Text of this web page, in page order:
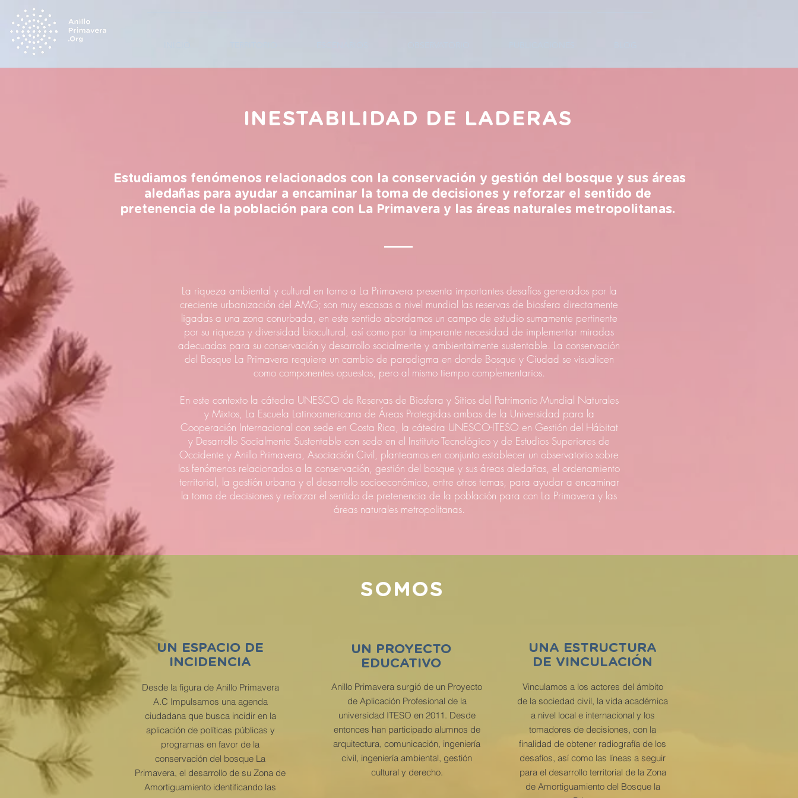
INESTABILIDAD DE LADERAS
Estudiamos fenómenos relacionados con la conservación y gestión del bosque y sus áreas
aledañas para ayudar a encaminar la toma de decisiones y reforzar el sentido de
pretenencia de la población para con La Primavera y las áreas naturales metropolitanas.
La riqueza ambiental y cultural en torno a La Primavera presenta importantes desafíos generados por la
creciente urbanización del AMG; son muy escasas a nivel mundial las reservas de biosfera directamente
ligadas a una zona conurbada, en este sentido abordamos un campo de estudio sumamente pertinente
por su riqueza y diversidad biocultural, así como por la imperante necesidad de implementar miradas
adecuadas para su conservación y desarrollo socialmente y ambientalmente sustentable. La conservación
del Bosque La Primavera requiere un cambio de paradigma en donde Bosque y Ciudad se visualicen
como componentes opuestos, pero al mismo tiempo complementarios.
En este contexto la cátedra UNESCO de Reservas de Biosfera y Sitios del Patrimonio Mundial Naturales
y Mixtos, La Escuela Latinoamericana de Áreas Protegidas ambas de la Universidad para la
Cooperación Internacional con sede en Costa Rica, la cátedra UNESCO-ITESO en Gestión del Hábitat
y Desarrollo Socialmente Sustentable con sede en el Instituto Tecnológico y de Estudios Superiores de
Occidente y Anillo Primavera, Asociación Civil, planteamos en conjunto establecer un observatorio sobre
los fenómenos relacionados a la conservación, gestión del bosque y sus áreas aledañas, el ordenamiento
territorial, la gestión urbana y el desarrollo socioeconómico, entre otros temas, para ayudar a encaminar
la toma de decisiones y reforzar el sentido de pretenencia de la población para con La Primavera y las
áreas naturales metropolitanas.
SOMOS
UN ESPACIO DE
INCIDENCIA
Desde la figura de Anillo Primavera
A.C Impulsamos una agenda
ciudadana que busca incidir en la
aplicación de políticas públicas y
programas en favor de la
conservación del bosque La
Primavera, el desarrollo de su Zona de
Amortiguamiento identificando las
UN PROYECTO
EDUCATIVO
Anillo Primavera surgió de un Proyecto
de Aplicación Profesional de la
universidad ITESO en 2011. Desde
entonces han participado alumnos de
arquitectura, comunicación, ingeniería
civil, ingeniería ambiental, gestión
cultural y derecho.
UNA ESTRUCTURA
DE VINCULACIÓN
Vinculamos a los actores del ámbito
de la sociedad civil, la vida académica
a nivel local e internacional y los
tomadores de decisiones, con la
finalidad de obtener radiografía de los
desafíos, así como las líneas a seguir
para el desarrollo territorial de la Zona
de Amortiguamiento del Bosque la